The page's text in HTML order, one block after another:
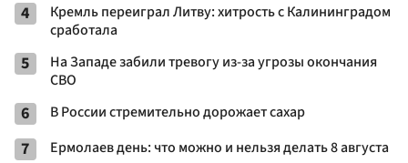
4
Кремль переиграл Литву: хитрость с Калининградом
сработала
5
На Западе забили тревогу из-за угрозы окончания
СВО
6 В России стремительно дорожает сахар
7 Ермолаев день: что можно и нельзя делать 8 августа